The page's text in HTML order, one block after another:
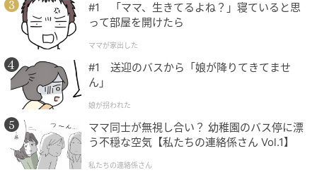
目立たないことをモットーに。派手な言動は恥をかく
かも……。
9位：うお座／魚座（2月19日～3月20日生ま
れ）
#1 「ママ、生きてるよね？」寝ていると思
って部屋を開けたら
ママが家出した
#1 送迎のバスから「娘が降りてきてませ
ん」
娘が拐われた
ママ同士が無視し合い？ 幼稚園のバス停に漂
う不穏な空気【私たちの連絡係さん Vol.1】
私たちの連絡係さん